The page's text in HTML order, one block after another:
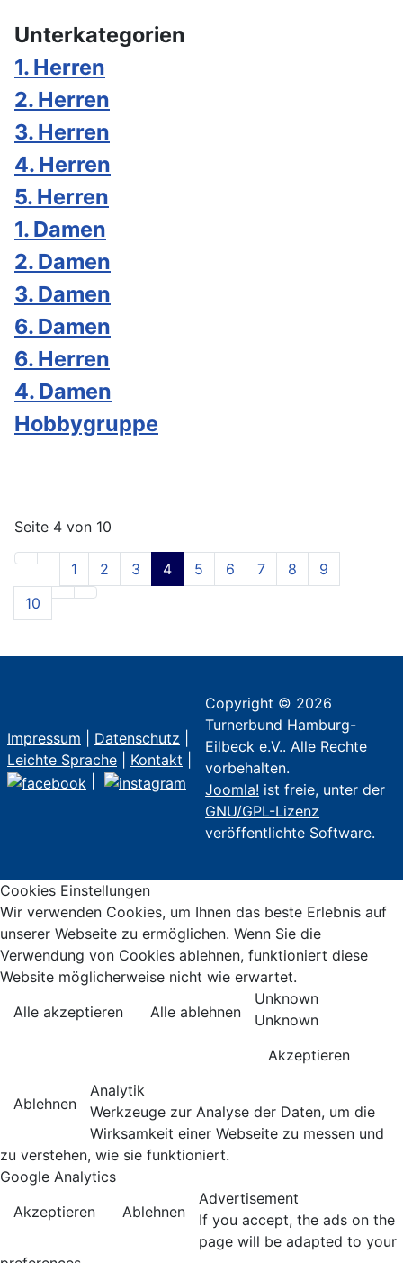
Unterkategorien
1. Herren
2. Herren
3. Herren
4. Herren
5. Herren
1. Damen
2. Damen
3. Damen
6. Damen
6. Herren
4. Damen
Hobbygruppe
Seite 4 von 10
1 2 3 4 5 6 7 8
9
10
Impressum Datenschutz
Leichte Sprache
Kontakt
Copyright © 2026
Turnerbund Hamburg-
Eilbeck e.V.. Alle Rechte
vorbehalten.
Joomla! ist freie, unter der
GNU/GPL-Lizenz
veröffentlichte Software.
Cookies Einstellungen
Wir verwenden Cookies, um Ihnen das beste Erlebnis auf
unserer Webseite zu ermöglichen. Wenn Sie die
Verwendung von Cookies ablehnen, funktioniert diese
Website möglicherweise nicht wie erwartet.
Alle akzeptieren
Alle ablehnen
Unknown
Unknown
Akzeptieren
Ablehnen
Analytik
Werkzeuge zur Analyse der Daten, um die
Wirksamkeit einer Webseite zu messen und
zu verstehen, wie sie funktioniert.
Google Analytics
Akzeptieren
Ablehnen
Advertisement
If you accept, the ads on the
page will be adapted to your